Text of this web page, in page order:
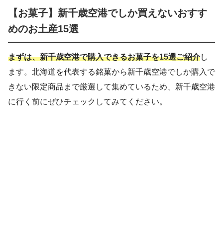
【お菓子】新千歳空港でしか買えないおすす
めのお土産15選
まずは、新千歳空港で購入できるお菓子を15選ご紹介し
ます。北海道を代表する銘菓から新千歳空港でしか購入で
きない限定商品まで厳選して集めているため、新千歳空港
に行く前にぜひチェックしてみてください。